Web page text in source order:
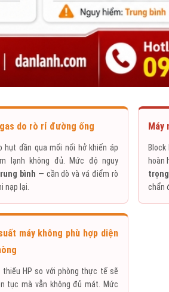
do rò rỉ đường ống
hụt dần qua mối nối hở khiến áp
lạnh không đủ. Mức độ nguy
bình — cần dò và vá điểm rò
nạp lại.
Máy
hoàn
trọng
chẩn
máy không phù hợp diện
thiếu HP so với phòng thực tế sẽ
tục mà vẫn không đủ mát. Mức